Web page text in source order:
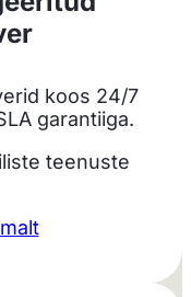
koos 24/7
garantiiga.
teenuste